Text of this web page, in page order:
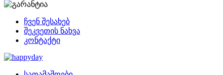
ჩვენ შესახებ
შეკვეთის ნახვა
კონტაქტი